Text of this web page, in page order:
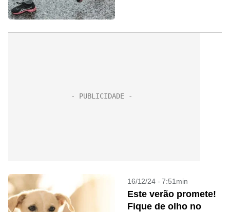
16/12/24 - 7:51min
Este verão promete!
Fique de olho no